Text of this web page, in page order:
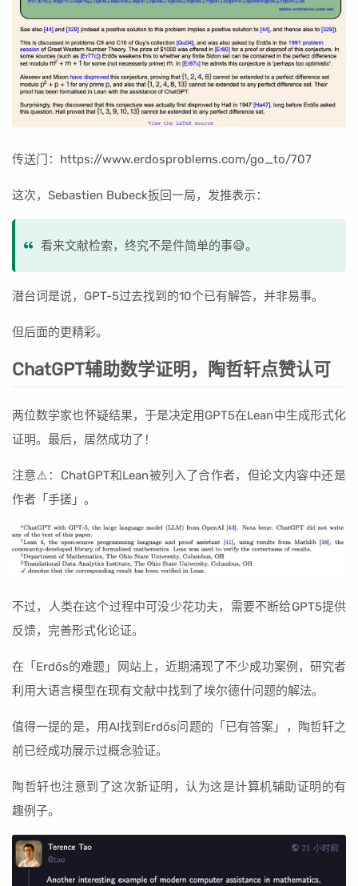
传送门：https://www.erdosproblems.com/go_to/707
这次，Sebastien Bubeck扳回一局，发推表示：
看来文献检索，终究不是件简单的事😅。
潜台词是说，GPT-5过去找到的10个已有解答，并非易事。
但后面的更精彩。
ChatGPT辅助数学证明，陶哲轩点赞认可
两位数学家也怀疑结果，于是决定用GPT5在Lean中生成形式化
证明。最后，居然成功了！
注意⚠️：ChatGPT和Lean被列入了合作者，但论文内容中还是
作者「手搓」。
不过，人类在这个过程中可没少花功夫，需要不断给GPT5提供
反馈，完善形式化论证。
在「Erdős的难题」网站上，近期涌现了不少成功案例，研究者
利用大语言模型在现有文献中找到了埃尔德什问题的解法。
值得一提的是，用AI找到Erdős问题的「已有答案」，陶哲轩之
前已经成功展示过概念验证。
陶哲轩也注意到了这次新证明，认为这是计算机辅助证明的有
趣例子。